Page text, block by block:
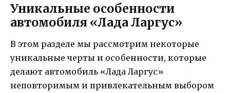
Уникальные особенности
автомобиля «Лада Ларгус»
В этом разделе мы рассмотрим некоторые
уникальные черты и особенности, которые
делают автомобиль «Лада Ларгус»
неповторимым и привлекательным выбором